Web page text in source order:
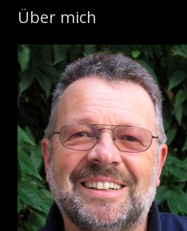
Über mich